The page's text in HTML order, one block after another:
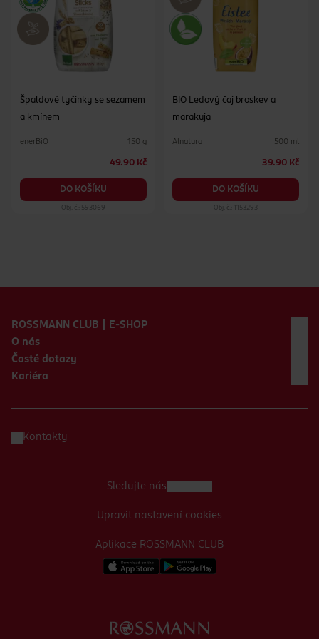
Špaldové tyčinky se sezamem
a kmínem
enerBiO 150 g
49.90 Kč
DO KOŠÍKU
Obj. č.: 593069
BIO Ledový čaj broskev a
marakuja
Alnatura 500 ml
39.90 Kč
DO KOŠÍKU
Obj. č.: 1153293
ROSSMANN CLUB | E-SHOP
O nás
Časté dotazy
Kariéra
Kontakty
Aplikace ROSSMANN CLUB
Sledujte nás
Upravit nastavení cookies